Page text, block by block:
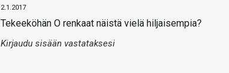
2.1.2017
Tekeeköhän O renkaat näistä vielä hiljaisempia?
Kirjaudu sisään vastataksesi